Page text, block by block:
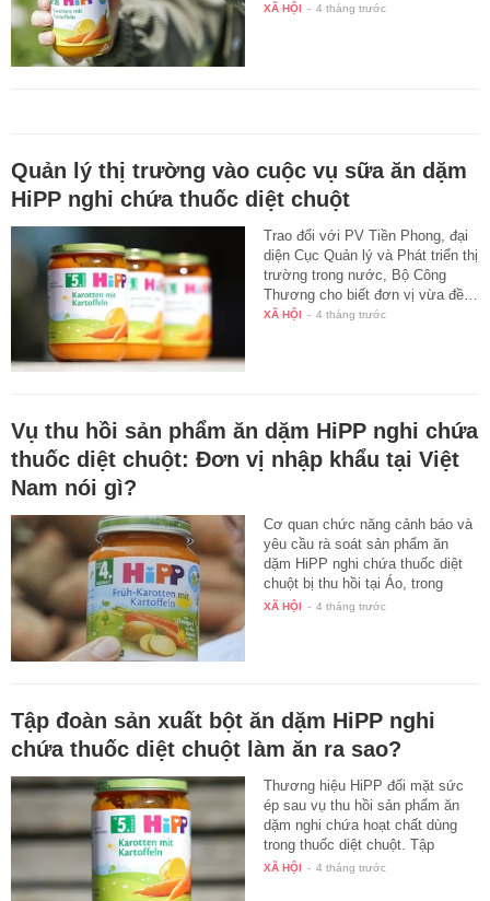
XÃ HỘI - 4 tháng trước
Quản lý thị trường vào cuộc vụ sữa ăn dặm
HiPP nghi chứa thuốc diệt chuột
Trao đổi với PV Tiền Phong, đại
diện Cục Quản lý và Phát triển thị
trường trong nước, Bộ Công
Thương cho biết đơn vị vừa đề…
XÃ HỘI - 4 tháng trước
Vụ thu hồi sản phẩm ăn dặm HiPP nghi chứa
thuốc diệt chuột: Đơn vị nhập khẩu tại Việt
Nam nói gì?
Cơ quan chức năng cảnh báo và
yêu cầu rà soát sản phẩm ăn
dặm HiPP nghi chứa thuốc diệt
chuột bị thu hồi tại Áo, trong
khi…
XÃ HỘI - 4 tháng trước
Tập đoàn sản xuất bột ăn dặm HiPP nghi
chứa thuốc diệt chuột làm ăn ra sao?
Thương hiệu HiPP đối mặt sức
ép sau vụ thu hồi sản phẩm ăn
dặm nghi chứa hoạt chất dùng
trong thuốc diệt chuột. Tập
đoàn…
XÃ HỘI - 4 tháng trước